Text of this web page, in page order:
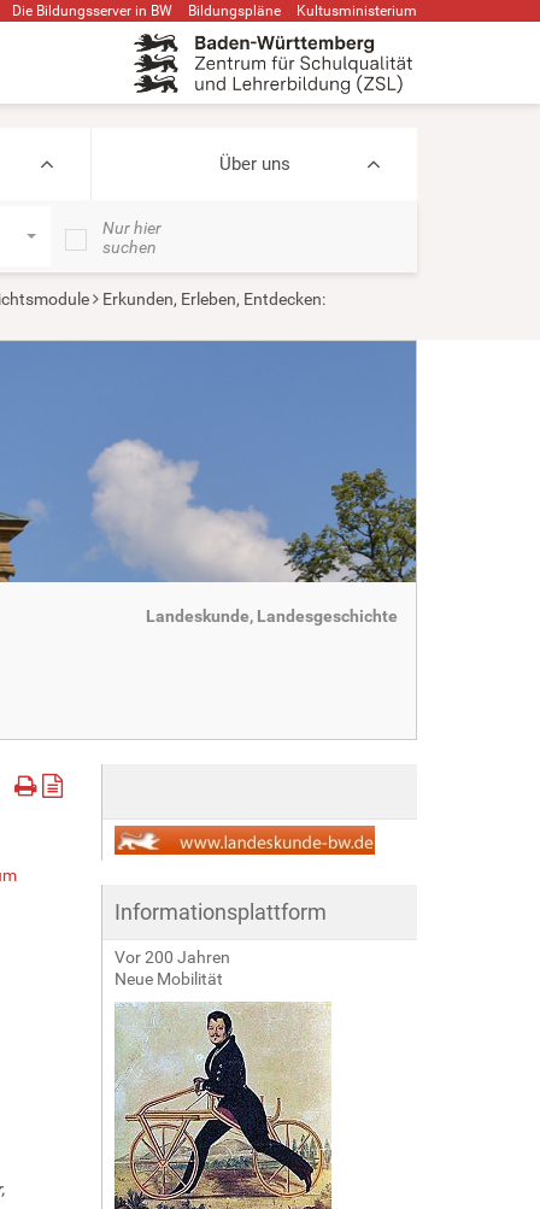
Die Bildungsserver in BW Bildungspläne Kultusministerium
Über uns
Nur hier
suchen
Erkunden, Erleben, Entdecken:
Landeskunde, Landesgeschichte
Informationsplattform
Vor 200 Jahren
Neue Mobilität